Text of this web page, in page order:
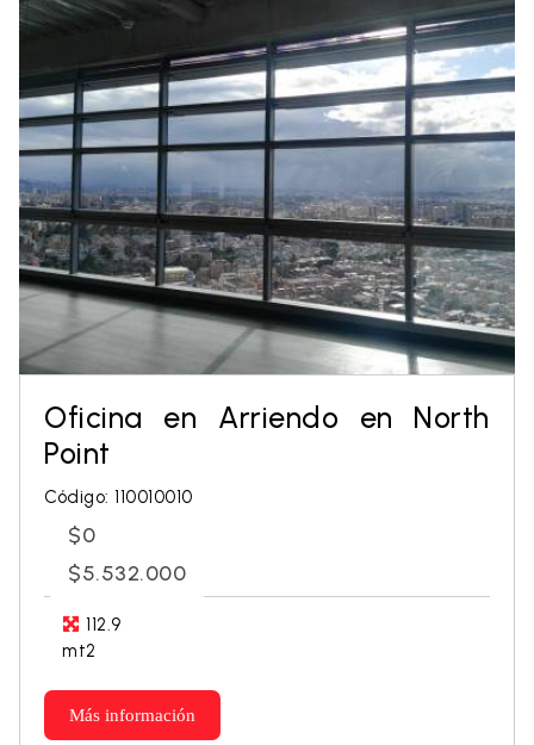
Oficina en Arriendo en North
Point
Código: 110010010
$0
$5.532.000
112.9
mt2
Más información